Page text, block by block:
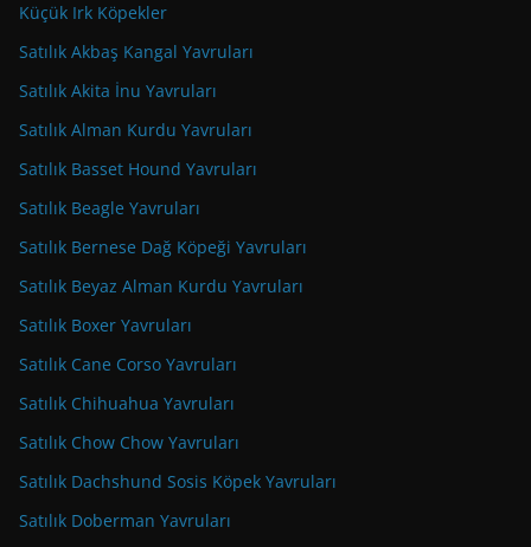
Küçük Irk Köpekler
Satılık Akbaş Kangal Yavruları
Satılık Akita İnu Yavruları
Satılık Alman Kurdu Yavruları
Satılık Basset Hound Yavruları
Satılık Beagle Yavruları
Satılık Bernese Dağ Köpeği Yavruları
Satılık Beyaz Alman Kurdu Yavruları
Satılık Boxer Yavruları
Satılık Cane Corso Yavruları
Satılık Chihuahua Yavruları
Satılık Chow Chow Yavruları
Satılık Dachshund Sosis Köpek Yavruları
Satılık Doberman Yavruları